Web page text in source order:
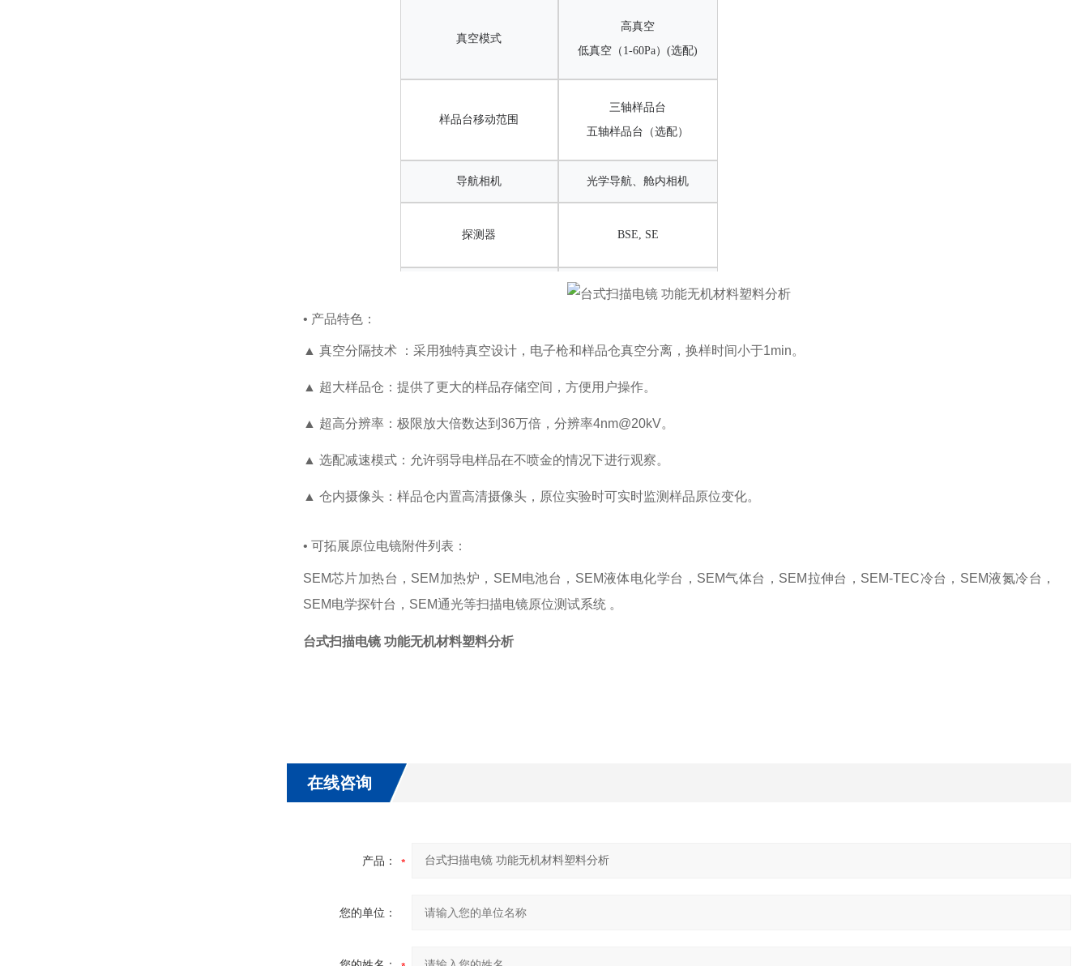
真空模式
高真空
低真空（1-60Pa）(选配)
样品台移动范围
三轴样品台
五轴样品台（选配）
导航相机 光学导航、舱内相机
探测器 BSE, SE
选配减速，可集成EDS、原
• 产品特色：
▲ 真空分隔技术 ：采用独特真空设计，电子枪和样品仓真空分离，换样时间小于1min。
▲ 超大样品仓：提供了更大的样品存储空间，方便用户操作。
▲ 超高分辨率：极限放大倍数达到36万倍，分辨率4nm@20kV。
▲ 选配减速模式：允许弱导电样品在不喷金的情况下进行观察。
▲ 仓内摄像头：样品仓内置高清摄像头，原位实验时可实时监测样品原位变化。
• 可拓展原位电镜附件列表：
SEM芯片加热台，SEM加热炉，SEM电池台，SEM液体电化学台，SEM气体台，SEM拉伸台，SEM-TEC冷台，SEM液氮冷台，
SEM电学探针台，SEM通光等扫描电镜原位测试系统 。
台式扫描电镜 功能无机材料塑料分析
在线咨询
产品：
您的单位：